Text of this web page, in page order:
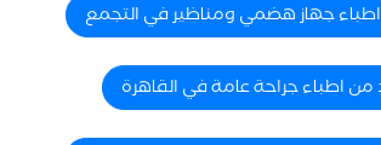
اطباء جهاز هضمي ومناظير في التجمع
من اطباء جراحة عامة في القاهرة